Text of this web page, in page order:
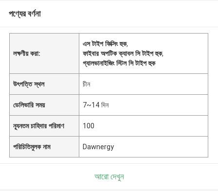
পণ্যের বর্ণনা
লক্ষণীয় করা:
এস টাইপ ফিক্সিং হুক,
ফাইবার অপটিক ক্যাবল সি টাইপ হুক,
গ্যালভানাইজিং স্টিল সি টাইপ হুক
উৎপত্তি স্থল চীন
ডেলিভারি সময় 7~14 দিন
ন্যূনতম চাহিদার পরিমাণ 100
পরিচিতিমুলক নাম Dawnergy
আরো দেখুন